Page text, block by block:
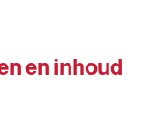
en inhoud